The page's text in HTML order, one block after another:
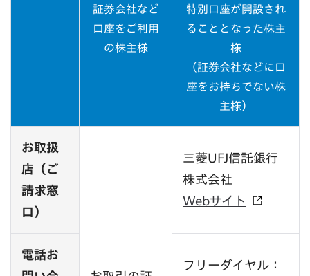
証券会社など
口座をご利用
の株主様
特別口座が開設され
ることとなった株主
様
（証券会社などに口
座をお持ちでない株
主様）
お取扱
店（ご
請求窓
口）
三菱UFJ信託銀行
株式会社
Webサイト
電話お
フリーダイヤル：